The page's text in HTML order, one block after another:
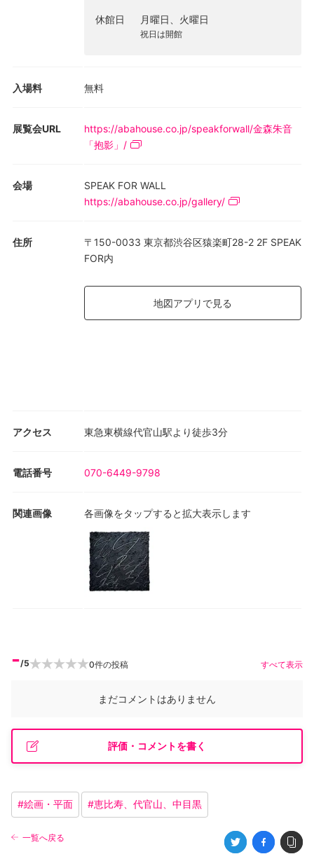
が、各所での展示活動を通して新鮮な驚きをもって受け止められ
を受け入れるという、金森氏がこの「生きる」シリーズを続けて
メントにもなっています。「誰しもが抱える影、でもそれがある
からこそ光は輝く、その思いを表現したい」と金森氏は言いま
品も含めた大小約10点を展示・販売いたします。
休館日 月曜日、火曜日
祝日は開館
入場料 無料
展覧会URL
https://abahouse.co.jp/speakforwall/金森朱音
「抱影」/
会場
SPEAK FOR WALL
https://abahouse.co.jp/gallery/
住所
〒150-0033 東京都渋谷区猿楽町28-2 2F SPEAK
FOR内
地図アプリで見る
アクセス 東急東横線代官山駅より徒歩3分
電話番号 070-6449-9798
関連画像 各画像をタップすると拡大表示します
-/5 0件の投稿 すべて表示
まだコメントはありません
評価・コメントを書く
#絵画・平面 #恵比寿、代官山、中目黒
一覧へ戻る